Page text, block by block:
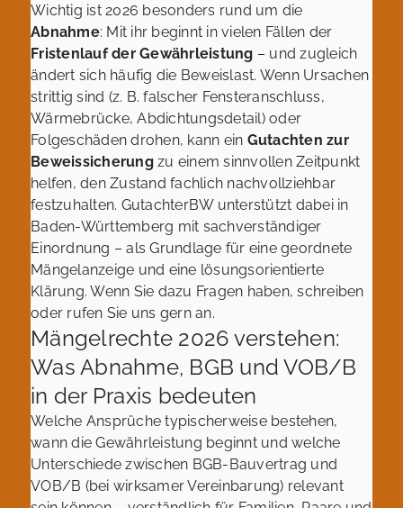
Wichtig ist 2026 besonders rund um die
Abnahme: Mit ihr beginnt in vielen Fällen der
Fristenlauf der Gewährleistung – und zugleich
ändert sich häufig die Beweislast. Wenn Ursachen
strittig sind (z. B. falscher Fensteranschluss,
Wärmebrücke, Abdichtungsdetail) oder
Folgeschäden drohen, kann ein Gutachten zur
Beweissicherungzu einem sinnvollen Zeitpunkt
helfen, den Zustand fachlich nachvollziehbar
festzuhalten. GutachterBW unterstützt dabei in
Baden-Württemberg mit sachverständiger
Einordnung – als Grundlage für eine geordnete
Mängelanzeige und eine lösungsorientierte
Klärung. Wenn Sie dazu Fragen haben, schreiben
oder rufen Sie uns gern an.
Mängelrechte 2026 verstehen:
Was Abnahme, BGB und VOB/B
in der Praxis bedeuten
Welche Ansprüche typischerweise bestehen,
wann die Gewährleistung beginnt und welche
Unterschiede zwischen BGB-Bauvertrag und
VOB/B (bei wirksamer Vereinbarung) relevant